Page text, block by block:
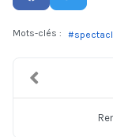
Mots-clés :